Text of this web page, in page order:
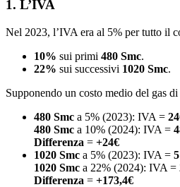
1. L’IVA
Nel 2023, l’IVA era al 5% per tutto il
10% sui primi 480 Smc.
22% sui successivi 1020 Smc.
Supponendo un costo medio del gas di
480 Smc a 5% (2023): IVA =
480 Smc a 10% (2024): IVA =
Differenza = +24€
1020 Smc a 5% (2023): IVA =
1020 Smc a 22% (2024): IVA =
Differenza = +173,4€